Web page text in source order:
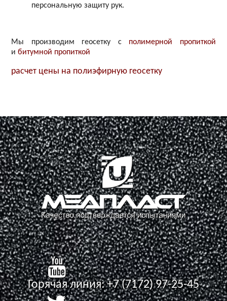
персональную защиту рук.
Мы производим геосетку с полимерной пропиткой
ибитумной пропиткой
расчет цены на полиэфирную геосетку
Горячая линия:+7 (7172) 97-25-45